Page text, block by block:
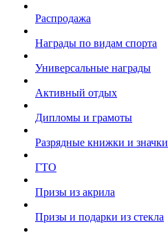
Распродажа
Награды по видам спорта
Универсальные награды
Активный отдых
Дипломы и грамоты
Разрядные книжки и значки
ГТО
Призы из акрила
Призы и подарки из стекла